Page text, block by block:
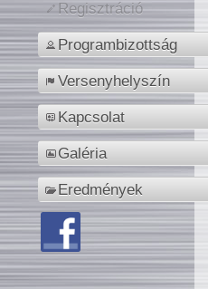
Regisztráció
Programbizottság
Versenyhelyszín
Kapcsolat
Galéria
Eredmények